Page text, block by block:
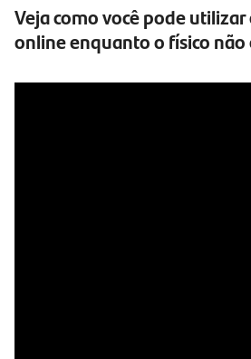
Veja como você pode utilizar
online enquanto o físico não